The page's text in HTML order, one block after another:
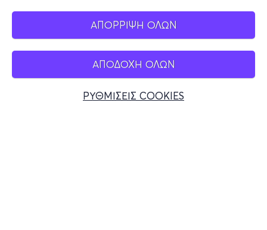
ΑΠΟΡΡΙΨΗ ΟΛΩΝ
ΑΠΟΔΟΧΗ ΟΛΩΝ
ΡΥΘΜΙΣΕΙΣ COOKIES
Mobile app